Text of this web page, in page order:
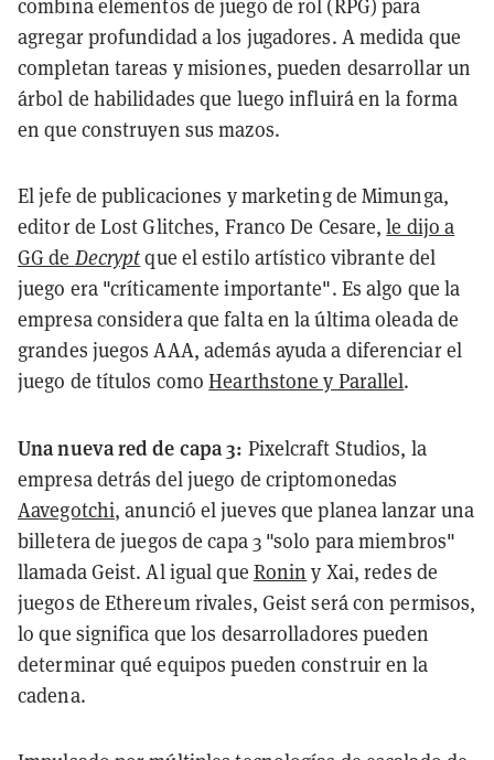
combina elementos de juego de rol (RPG) para
agregar profundidad a los jugadores. A medida que
completan tareas y misiones, pueden desarrollar un
árbol de habilidades que luego influirá en la forma
en que construyen sus mazos.
El jefe de publicaciones y marketing de Mimunga,
editor de Lost Glitches, Franco De Cesare,le dijo a
GG de Decryptque el estilo artístico vibrante del
juego era "críticamente importante". Es algo que la
empresa considera que falta en la última oleada de
grandes juegos AAA, además ayuda a diferenciar el
juego de títulos comoHearthstone y Parallel.
Una nueva red de capa 3: Pixelcraft Studios, la
empresa detrás del juego de criptomonedas
Aavegotchi, anunció el jueves que planea lanzar una
billetera de juegos de capa 3 "solo para miembros"
llamada Geist. Al igual que Ronin y Xai, redes de
juegos de Ethereum rivales, Geist será con permisos,
lo que significa que los desarrolladores pueden
determinar qué equipos pueden construir en la
cadena.